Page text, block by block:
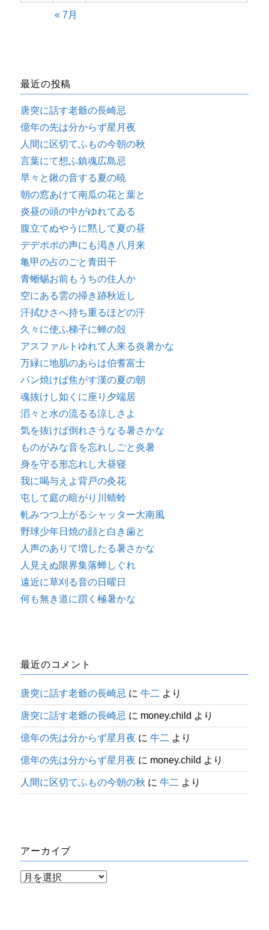
« 7月
最近の投稿
唐突に話す老爺の長崎忌
億年の先は分からず星月夜
人間に区切てふもの今朝の秋
言葉にて想ふ鎮魂広島忌
早々と鍬の音する夏の暁
朝の窓あけて南瓜の花と葉と
炎昼の頭の中がゆれてゐる
腹立てぬやうに黙して夏の昼
デデポポの声にも渇き八月来
亀甲の占のごと青田干
青蜥蜴お前もうちの住人か
空にある雲の掃き跡秋近し
汗拭ひさへ持ち重るほどの汗
久々に使ふ梯子に蝉の殻
アスファルトゆれて人来る炎暑かな
万緑に地肌のあらは伯耆富士
パン焼けば焦がす漢の夏の朝
魂抜けし如くに座り夕端居
滔々と水の流るる涼しさよ
気を抜けば倒れさうなる暑さかな
ものがみな音を忘れしごと炎暑
身を守る形忘れし大昼寝
我に喝与えよ背戸の灸花
屯して庭の暗がり川蜻蛉
軋みつつ上がるシャッター大南風
野球少年日焼の顔と白き歯と
人声のありて増したる暑さかな
人見えぬ限界集落蝉しぐれ
遠近に草刈る音の日曜日
何も無き道に躓く極暑かな
最近のコメント
唐突に話す老爺の長崎忌 に牛二 より
唐突に話す老爺の長崎忌 に money.child より
億年の先は分からず星月夜 に牛二 より
億年の先は分からず星月夜 に money.child より
人間に区切てふもの今朝の秋 に牛二 より
アーカイブ
ア